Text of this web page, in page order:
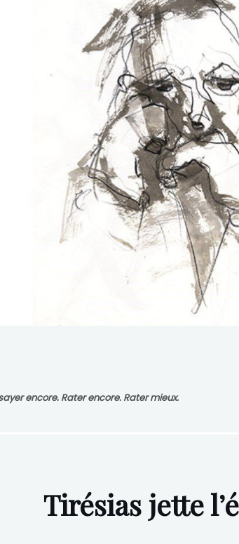
encore. Rater encore. Rater mieux.
Tirésias jette